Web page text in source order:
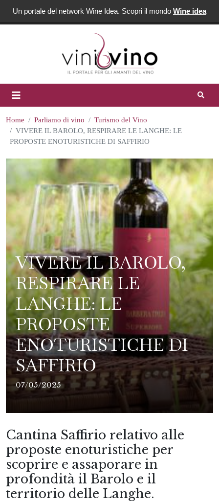
Un portale del network Wine Idea. Scopri il mondo Wine idea
Home Parliamo di vino
Turismo del Vino
VIVERE IL BAROLO, RESPIRARE LE LANGHE: LE
PROPOSTE ENOTURISTICHE DI SAFFIRIO
VIVERE IL BAROLO,
RESPIRARE LE
LANGHE: LE
PROPOSTE
ENOTURISTICHE DI
SAFFIRIO
07/05/2025
Cantina Saffirio relativo alle
proposte enoturistiche per
scoprire e assaporare in
profondità il Barolo e il
territorio delle Langhe.